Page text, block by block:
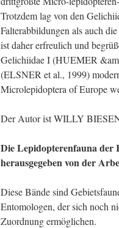
Trotzdem lag von den
Falterabbildungen als auch
ist daher erfreulich und
Gelichiidae I (HUEMER
(ELSNER et al., 1999)
Microlepidoptera of Europe
Der Autor ist WILLY
Die Lepidopterenfauna der
herausgegeben von der
Diese Bände sind
Entomologen, der sich noch
Zuordnung ermöglichen.